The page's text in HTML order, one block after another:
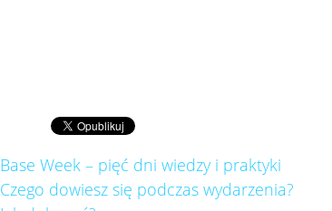
Base Week – pięć dni wiedzy i praktyki
Czego dowiesz się podczas wydarzenia?